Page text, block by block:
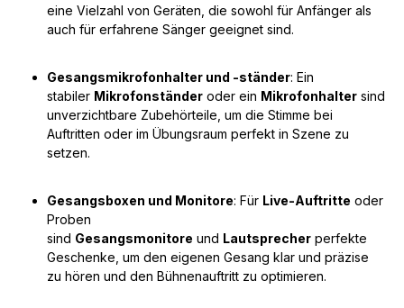
eine Vielzahl von Geräten, die sowohl für Anfänger als
auch für erfahrene Sänger geeignet sind.
Gesangsmikrofonhalter und -ständer: Ein
stabiler Mikrofonständer oder ein Mikrofonhalter sind
unverzichtbare Zubehörteile, um die Stimme bei
Auftritten oder im Übungsraum perfekt in Szene zu
setzen.
Gesangsboxen und Monitore: Für Live-Auftritte oder
Proben
sind Gesangsmonitore und Lautsprecher perfekte
Geschenke, um den eigenen Gesang klar und präzise
zu hören und den Bühnenauftritt zu optimieren.